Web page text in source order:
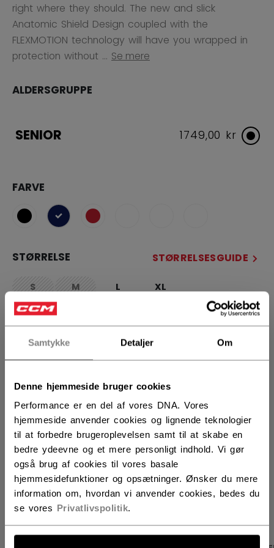
Samtykke Detaljer Om
Denne hjemmeside bruger cookies
Performance er en del af vores DNA. Vores
hjemmeside anvender cookies og lignende teknologier
til at forbedre brugeroplevelsen samt til at skabe en
bedre ydeevne og et mere personligt indhold. Vi gør
også brug af cookies til vores basale
hjemmesidefunktioner og opsætninger. Ønsker du mere
information om, hvordan vi anvender cookies, bedes du
se vores Privatlivspolitik.
right where they should. The new and slick
Anatomic Shield Design coupled with the
FLEXMOTION technology will have you wrapped in
protection without ... Se mere
ALDERSGRUPPE
SENIOR 1749,00 kr
FARVE
selected
STØRRELSE STØRRELSESGUIDE
Snot.available
M
not.available
L XL
ANTAL
FIND I BUTIK
Leveringsvilkår Gratis retur
ÅBN SOCIALE